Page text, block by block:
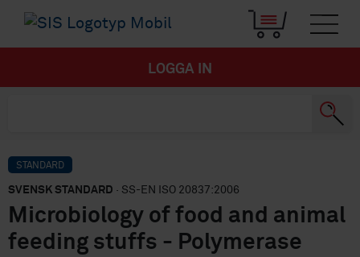
LOGGA IN
STANDARD
SVENSK STANDARD · SS-EN ISO 20837:2006
Microbiology of food and animal
feeding stuffs - Polymerase